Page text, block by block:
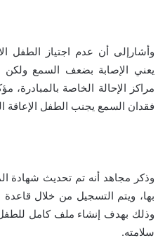
وأشارإلى أن عدم اجتياز الطفل
يعني الإصابة بضعف السمع
مراكز الإحالة الخاصة
فقدان السمع يجنب الطفل الإعاقة
وذكر مجاهد أنه تم تحديث شهادة
بها، ويتم التسجيل من خلال قاعدة
وذلك بهدف إنشاء ملف كامل
سلامته.